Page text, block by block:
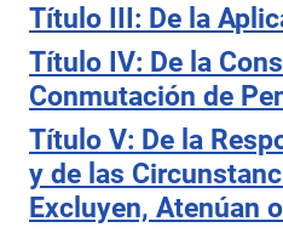
Título III: De la
Título IV: De la
Conmutación de
Título V: De la
y de las
Excluyen, Atenúan